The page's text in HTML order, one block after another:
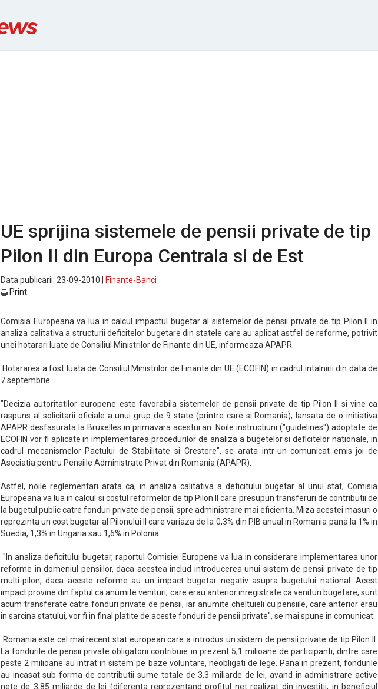
UE sprijina sistemele de pensii private de tip
Pilon II din Europa Centrala si de Est
Data publicarii: 23-09-2010 |
Finante-Banci
Print
Comisia Europeana va lua in calcul impactul bugetar al sistemelor de pensii private de tip Pilon II in
analiza calitativa a structurii deficitelor bugetare din statele care au aplicat astfel de reforme, potrivit
unei hotarari luate de Consiliul Ministrilor de Finante din UE, informeaza APAPR.
Hotararea a fost luata de Consiliul Ministrilor de Finante din UE (ECOFIN) in cadrul intalnirii din data de
7 septembrie.
"Decizia autoritatilor europene este favorabila sistemelor de pensii private de tip Pilon II si vine ca
raspuns al solicitarii oficiale a unui grup de 9 state (printre care si Romania), lansata de o initiativa
APAPR desfasurata la Bruxelles in primavara acestui an. Noile instructiuni ("guidelines") adoptate de
ECOFIN vor fi aplicate in implementarea procedurilor de analiza a bugetelor si deficitelor nationale, in
cadrul mecanismelor Pactului de Stabilitate si Crestere", se arata intr-un comunicat emis joi de
Asociatia pentru Pensiile Administrate Privat din Romania (APAPR).
Astfel, noile reglementari arata ca, in analiza calitativa a deficitului bugetar al unui stat, Comisia
Europeana va lua in calcul si costul reformelor de tip Pilon II care presupun transferuri de contributii de
la bugetul public catre fonduri private de pensii, spre administrare mai eficienta. Miza acestei masuri o
reprezinta un cost bugetar al Pilonului II care variaza de la 0,3% din PIB anual in Romania pana la 1% in
Suedia, 1,3% in Ungaria sau 1,6% in Polonia.
"In analiza deficitului bugetar, raportul Comisiei Europene va lua in considerare implementarea unor
reforme in domeniul pensiilor, daca acestea includ introducerea unui sistem de pensii private de tip
multi-pilon, daca aceste reforme au un impact bugetar negativ asupra bugetului national. Acest
impact provine din faptul ca anumite venituri, care erau anterior inregistrate ca venituri bugetare, sunt
acum transferate catre fonduri private de pensii, iar anumite cheltuieli cu pensiile, care anterior erau
in sarcina statului, vor fi in final platite de aceste fonduri de pensii private", se mai spune in comunicat.
Romania este cel mai recent stat european care a introdus un sistem de pensii private de tip Pilon II.
La fondurile de pensii private obligatorii contribuie in prezent 5,1 milioane de participanti, dintre care
peste 2 milioane au intrat in sistem pe baze voluntare, neobligati de lege. Pana in prezent, fondurile
au incasat sub forma de contributii sume totale de 3,3 miliarde de lei, avand in administrare active
nete de 3,85 miliarde de lei (diferenta reprezentand profitul net realizat din investitii, in beneficiul